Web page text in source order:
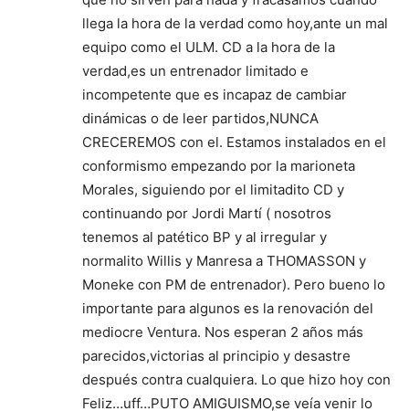
llega la hora de la verdad como hoy,ante un mal
equipo como el ULM. CD a la hora de la
verdad,es un entrenador limitado e
incompetente que es incapaz de cambiar
dinámicas o de leer partidos,NUNCA
CRECEREMOS con el. Estamos instalados en el
conformismo empezando por la marioneta
Morales, siguiendo por el limitadito CD y
continuando por Jordi Martí ( nosotros
tenemos al patético BP y al irregular y
normalito Willis y Manresa a THOMASSON y
Moneke con PM de entrenador). Pero bueno lo
importante para algunos es la renovación del
mediocre Ventura. Nos esperan 2 años más
parecidos,victorias al principio y desastre
después contra cualquiera. Lo que hizo hoy con
Feliz…uff…PUTO AMIGUISMO,se veía venir lo